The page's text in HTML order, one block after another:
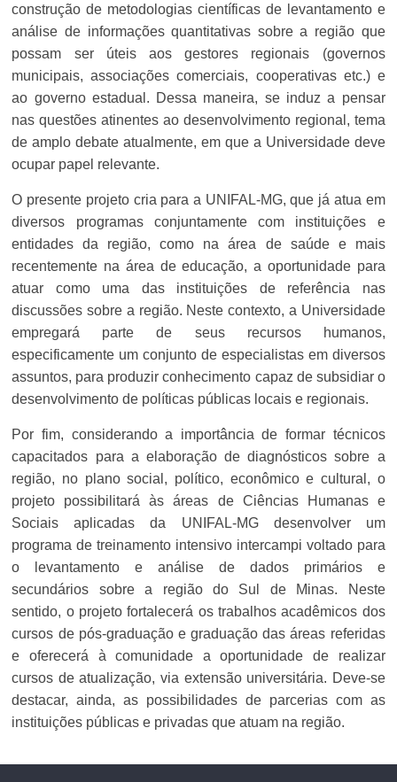
construção de metodologias científicas de levantamento e
análise de informações quantitativas sobre a região que
possam ser úteis aos gestores regionais (governos
municipais, associações comerciais, cooperativas etc.) e
ao governo estadual. Dessa maneira, se induz a pensar
nas questões atinentes ao desenvolvimento regional, tema
de amplo debate atualmente, em que a Universidade deve
ocupar papel relevante.
O presente projeto cria para a UNIFAL-MG, que já atua em
diversos programas conjuntamente com instituições e
entidades da região, como na área de saúde e mais
recentemente na área de educação, a oportunidade para
atuar como uma das instituições de referência nas
discussões sobre a região. Neste contexto, a Universidade
empregará parte de seus recursos humanos,
especificamente um conjunto de especialistas em diversos
assuntos, para produzir conhecimento capaz de subsidiar o
desenvolvimento de políticas públicas locais e regionais.
Por fim, considerando a importância de formar técnicos
capacitados para a elaboração de diagnósticos sobre a
região, no plano social, político, econômico e cultural, o
projeto possibilitará às áreas de Ciências Humanas e
Sociais aplicadas da UNIFAL-MG desenvolver um
programa de treinamento intensivo intercampi voltado para
o levantamento e análise de dados primários e
secundários sobre a região do Sul de Minas. Neste
sentido, o projeto fortalecerá os trabalhos acadêmicos dos
cursos de pós-graduação e graduação das áreas referidas
e oferecerá à comunidade a oportunidade de realizar
cursos de atualização, via extensão universitária. Deve-se
destacar, ainda, as possibilidades de parcerias com as
instituições públicas e privadas que atuam na região.